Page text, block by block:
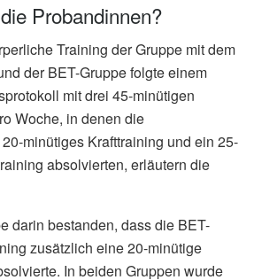
Probandinnen?
Training der Gruppe mit dem
der BET-Gruppe folgte einem
mit drei 45-minütigen
Woche, in denen die
minütiges Krafttraining und ein 25-
absolvierten, erläutern die
darin bestanden, dass die BET-
zusätzlich eine 20-minütige
In beiden Gruppen wurde